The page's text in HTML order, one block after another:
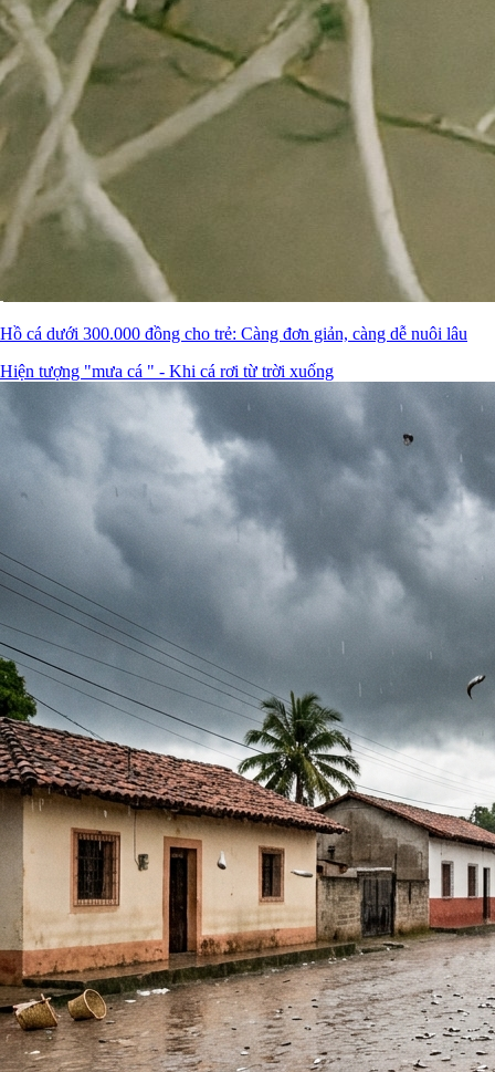
Hồ cá dưới 300.000 đồng cho trẻ: Càng đơn giản, càng dễ nuôi lâu
Hiện tượng "mưa cá " - Khi cá rơi từ trời xuống